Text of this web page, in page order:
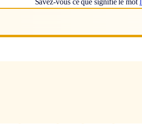
Savez-vous ce que signifie le mot